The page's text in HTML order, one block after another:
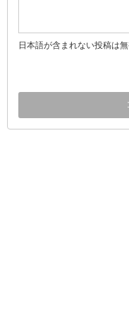
日本語が含まれない投稿は